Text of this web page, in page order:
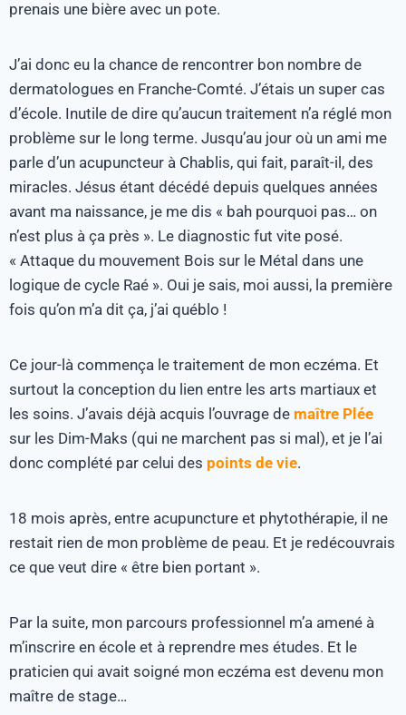
prenais une bière avec un pote.
J’ai donc eu la chance de rencontrer bon nombre de
dermatologues en Franche-Comté. J’étais un super cas
d’école. Inutile de dire qu’aucun traitement n’a réglé mon
problème sur le long terme. Jusqu’au jour où un ami me
parle d’un acupuncteur à Chablis, qui fait, paraît-il, des
miracles. Jésus étant décédé depuis quelques années
avant ma naissance, je me dis « bah pourquoi pas… on
n’est plus à ça près ». Le diagnostic fut vite posé.
« Attaque du mouvement Bois sur le Métal dans une
logique de cycle Raé ». Oui je sais, moi aussi, la première
fois qu’on m’a dit ça, j’ai québlo !
Ce jour-là commença le traitement de mon eczéma. Et
surtout la conception du lien entre les arts martiaux et
les soins. J’avais déjà acquis l’ouvrage de maître Plée
sur les Dim-Maks (qui ne marchent pas si mal), et je l’ai
donc complété par celui des points de vie.
18 mois après, entre acupuncture et phytothérapie, il ne
restait rien de mon problème de peau. Et je redécouvrais
ce que veut dire « être bien portant ».
Par la suite, mon parcours professionnel m’a amené à
m’inscrire en école et à reprendre mes études. Et le
praticien qui avait soigné mon eczéma est devenu mon
maître de stage…